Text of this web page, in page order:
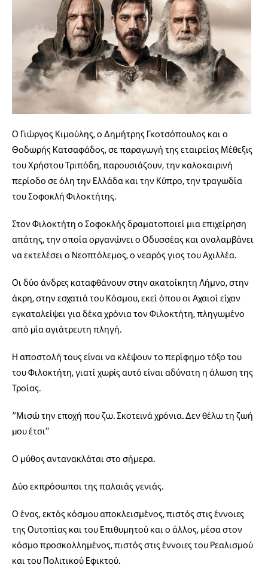
Ο Γιώργος Κιμούλης, ο Δημήτρης Γκοτσόπουλος και ο
Θοδωρής Κατσαφάδος, σε παραγωγή της εταιρείας Μέθεξις
του Χρήστου Τριπόδη, παρουσιάζουν, την καλοκαιρινή
περίοδο σε όλη την Ελλάδα και την Κύπρο, την τραγωδία
του Σοφοκλή Φιλοκτήτης.
Στον Φιλοκτήτη ο Σοφοκλής δραματοποιεί μια επιχείρηση
απάτης, την οποία οργανώνει ο Οδυσσέας και αναλαμβάνει
να εκτελέσει ο Νεοπτόλεμος, ο νεαρός γιος του Αχιλλέα.
Οι δύο άνδρες καταφθάνουν στην ακατοίκητη Λήμνο, στην
άκρη, στην εσχατιά του Κόσμου, εκεί όπου οι Αχαιοί είχαν
εγκαταλείψει για δέκα χρόνια τον Φιλοκτήτη, πληγωμένο
από µία αγιάτρευτη πληγή.
Η αποστολή τους είναι να κλέψουν το περίφημο τόξο του
του Φιλοκτήτη, γιατί χωρίς αυτό είναι αδύνατη η άλωση της
Τροίας.
“Μισώ την εποχή που ζω. Σκοτεινά χρόνια. Δεν θέλω τη ζωή
µου έτσι”
Ο μύθος αντανακλάται στο σήμερα.
Δύο εκπρόσωποι της παλαιάς γενιάς.
Ο ένας, εκτός κόσμου αποκλεισμένος, πιστός στις έννοιες
της Ουτοπίας και του Επιθυμητού και ο άλλος, μέσα στον
κόσμο προσκολλημένος, πιστός στις έννοιες του Ρεαλισμού
και του Πολιτικού Εφικτού.